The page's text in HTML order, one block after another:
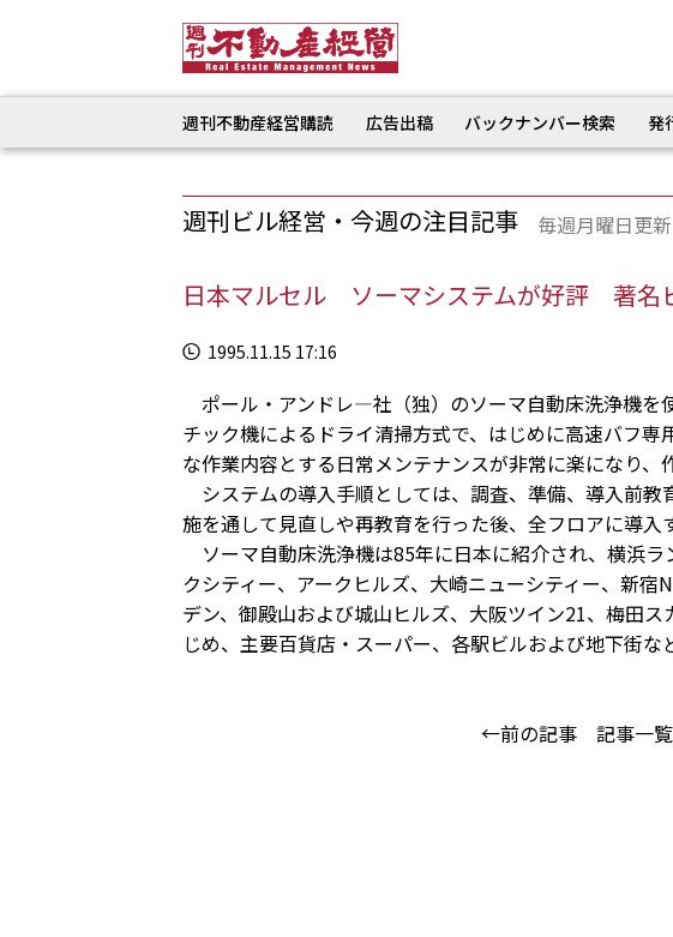
週刊不動産経営購読 広告出稿 バックナンバー検索 発
週刊ビル経営・今週の注目記事 毎週月曜日更新
日本マルセル ソーマシステムが好評 著名
1995.11.15 17:16
ポール・アンドレ―社（独）のソーマ自動床洗浄機を
チック機によるドライ清掃方式で、はじめに高速バフ
な作業内容とする日常メンテナンスが非常に楽になり、
システムの導入手順としては、調査、準備、導入前
施を通して見直しや再教育を行った後、全フロアに導入
ソーマ自動床洗浄機は85年に日本に紹介され、横浜
クシティー、アークヒルズ、大崎ニューシティー、新
デン、御殿山および城山ヒルズ、大阪ツイン21、梅田
じめ、主要百貨店・スーパー、各駅ビルおよび地下街な
←前の記事 記事一